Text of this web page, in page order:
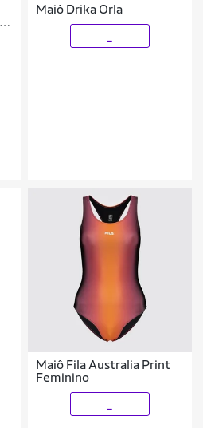
Maiô Drika Orla
Maiô Fila Australia Print
Feminino